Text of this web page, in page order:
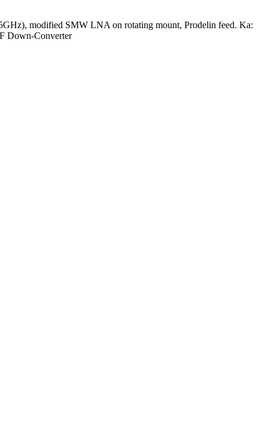
modified SMW LNA on rotating mount, Prodelin feed. Ka:
Down-Converter